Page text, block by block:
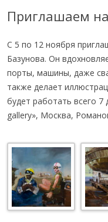
СОЮЗА
СПИСОК НАГРАЖДЕННЫХ
ПОЧЕТНОЙ МЕДАЛЬЮ ТСПХ
Приглашаем
С 5 по 12 ноября
Базунова. Он
порты, машины, даже
также делает
будет работать всего 7
gallery», Москва,